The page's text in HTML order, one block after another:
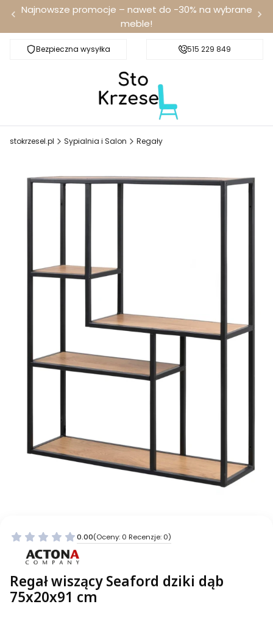
Najnowsze promocje – nawet do -30% na wybrane
meble!
Bezpieczna wysyłka Darmowa dostawa od 100 zł
515 229 849
stokrzesel.pl Sypialnia i Salon Regały
0.00(Oceny: 0 Recenzje: 0)
Regał wiszący Seaford dziki dąb
75x20x91 cm